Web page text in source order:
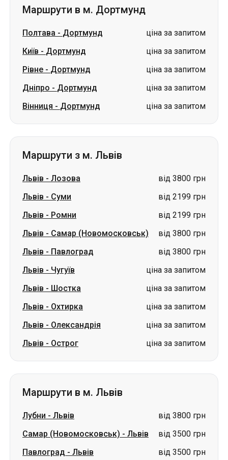
Маршрути в м. Дортмунд
Полтава - Дортмунд
ціна за запитом
Київ - Дортмунд
ціна за запитом
Рівне - Дортмунд
ціна за запитом
Дніпро - Дортмунд
ціна за запитом
Вінниця - Дортмунд ціна за запитом
Маршрути з м. Львів
Львів - Лозова
від 3800 грн
Львів - Суми
від 2199 грн
Львів - Ромни
від 2199 грн
Львів - Самар (Новомосковськ)
від 3800 грн
Львів - Павлоград
від 3800 грн
Львів - Чугуїв
ціна за запитом
Львів - Шостка
ціна за запитом
Львів - Охтирка
ціна за запитом
Львів - Олександрія
ціна за запитом
Львів - Острог ціна за запитом
Маршрути в м. Львів
Лубни - Львів
від 3800 грн
Самар (Новомосковськ) - Львів
від 3500 грн
Павлоград - Львів
від 3500 грн